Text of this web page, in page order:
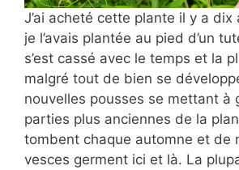
J’ai acheté cette plante il y a dix
je l’avais plantée au pied d’un
s’est cassé avec le temps et la
malgré tout de bien se
nouvelles pousses se mettant à
parties plus anciennes de la
tombent chaque automne et de
vesces germent ici et là. La